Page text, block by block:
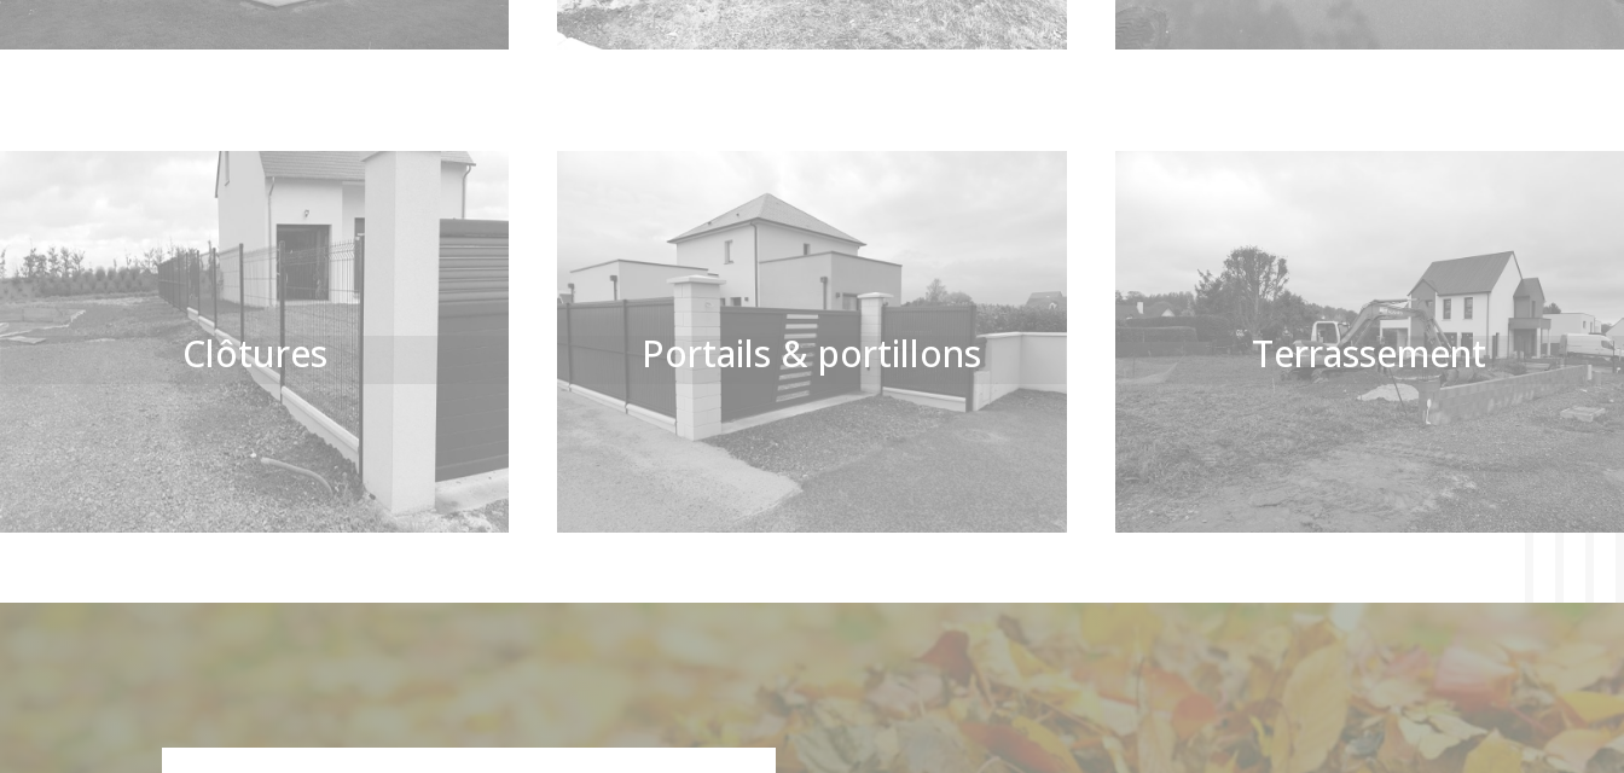
Clôtures Portails & portillons Terrassement